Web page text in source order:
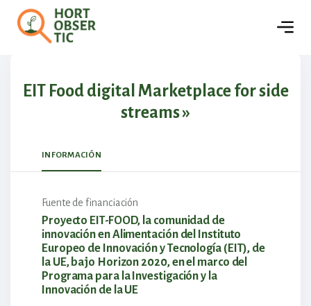
🏢 Empresas
EIT Food digital Marketplace for side
streams »
INFORMACIÓN
Fuente de financiación
Proyecto EIT-FOOD, la comunidad de
innovación en Alimentación del Instituto
Europeo de Innovación y Tecnología (EIT), de
la UE, bajo Horizon 2020, en el marco del
Programa para la Investigación y la
Innovación de la UE